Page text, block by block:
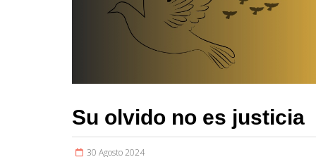
Su olvido no es justicia
30 Agosto 2024